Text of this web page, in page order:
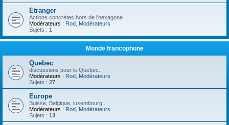
Etranger
Actions concrètes hors de l'hexagone
Modérateurs : Rod Modérateurs
Sujets : 1
Monde francophone
Quebec
discussions pour le Quebec.
Modérateurs : Rod Modérateurs
Sujets : 27
Europe
Suisse, Belgique, luxembourg...
Modérateurs : Rod Modérateurs
Sujets : 13